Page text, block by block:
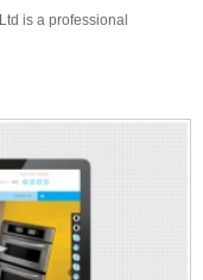
is a professional